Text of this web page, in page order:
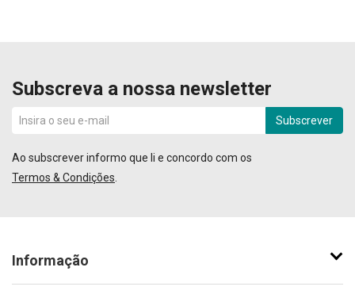
Subscreva a nossa newsletter
Subscrever
Ao subscrever informo que li e concordo com os
Termos & Condições
Informação